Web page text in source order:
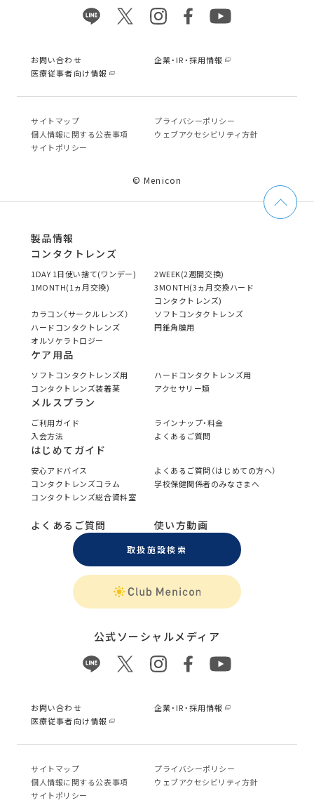
お問い合わせ
企業・IR・採用情報
医療従事者向け情報
サイトマップ
プライバシーポリシー
個⼈情報に関する公表事項
ウェブアクセシビリティ方針
サイトポリシー
© Menicon
製品情報
コンタクトレンズ
1DAY 1日使い捨て(ワンデー)
2WEEK(2週間交換)
1MONTH(1ヵ月交換)
3MONTH(3ヵ月交換ハード
コンタクトレンズ)
カラコン（サークルレンズ）
ソフトコンタクトレンズ
ハードコンタクトレンズ
円錐角膜用
オルソケラトロジー
ケア用品
ソフトコンタクトレンズ用
ハードコンタクトレンズ用
コンタクトレンズ装着薬
アクセサリー類
メルスプラン
ご利用ガイド
ラインナップ・料金
入会方法
よくあるご質問
はじめてガイド
安心アドバイス
よくあるご質問（はじめての方へ）
コンタクトレンズコラム
学校保健関係者のみなさまへ
コンタクトレンズ総合資料室
よくあるご質問 使い方動画
取扱施設検索
公式ソーシャルメディア
お問い合わせ
企業・IR・採用情報
医療従事者向け情報
サイトマップ
プライバシーポリシー
個⼈情報に関する公表事項
ウェブアクセシビリティ方針
サイトポリシー